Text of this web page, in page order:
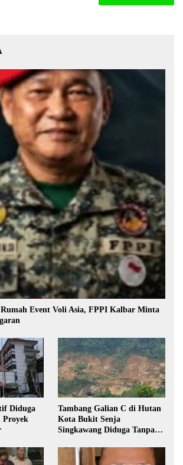
Rumah Event Voli Asia, FPPI Kalbar Minta
Diduga
Proyek
Tambang Galian C di Hutan
Kota Bukit Senja
Singkawang Diduga Tanpa